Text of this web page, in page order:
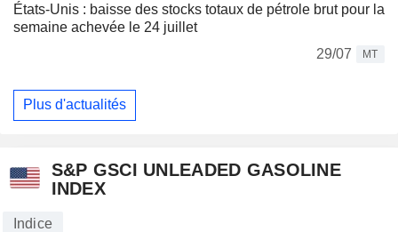
États-Unis : baisse des stocks totaux de pétrole brut pour la
semaine achevée le 24 juillet
29/07
MT
Plus d'actualités
S&P GSCI UNLEADED GASOLINE
INDEX
Indice